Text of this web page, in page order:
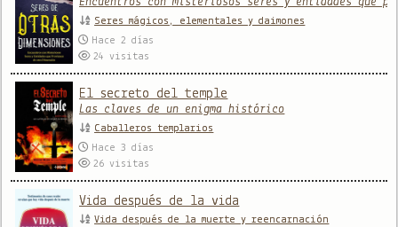
Seres mágicos, elementales y daimones
Hace 2 días
24visitas
El secreto del temple
Las claves de un enigma histórico
Caballeros templarios
Hace 3 días
26visitas
Vida después de la vida
Vida después de la muerte y reencarnación